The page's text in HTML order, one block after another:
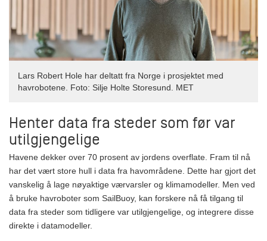
Lars Robert Hole har deltatt fra Norge i prosjektet med
havrobotene. Foto: Silje Holte Storesund. MET
Henter data fra steder som før var
utilgjengelige
Havene dekker over 70 prosent av jordens overflate. Fram til nå
har det vært store hull i data fra havområdene. Dette har gjort det
vanskelig å lage nøyaktige værvarsler og klimamodeller. Men ved
å bruke havroboter som SailBuoy, kan forskere nå få tilgang til
data fra steder som tidligere var utilgjengelige, og integrere disse
direkte i datamodeller.